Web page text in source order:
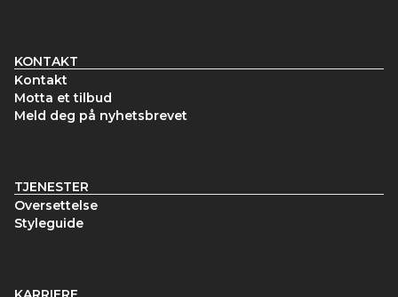
KONTAKT
Kontakt
Motta et tilbud
Meld deg på nyhetsbrevet
TJENESTER
Oversettelse
Styleguide